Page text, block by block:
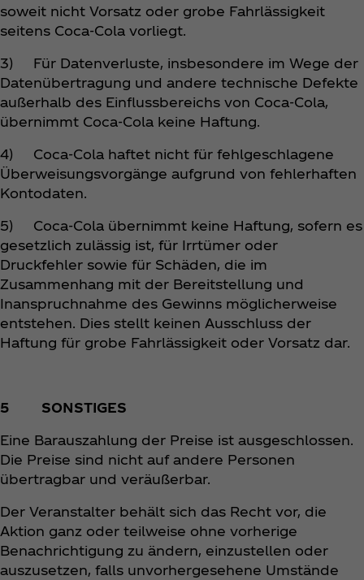
soweit nicht Vorsatz oder grobe Fahrlässigkeit
seitens Coca‑Cola vorliegt.
3) Für Datenverluste, insbesondere im Wege der
Datenübertragung und andere technische Defekte
außerhalb des Einflussbereichs von Coca‑Cola,
übernimmt Coca‑Cola keine Haftung.
4) Coca‑Cola haftet nicht für fehlgeschlagene
Überweisungsvorgänge aufgrund von fehlerhaften
Kontodaten.
5) Coca‑Cola übernimmt keine Haftung, sofern es
gesetzlich zulässig ist, für Irrtümer oder
Druckfehler sowie für Schäden, die im
Zusammenhang mit der Bereitstellung und
Inanspruchnahme des Gewinns möglicherweise
entstehen. Dies stellt keinen Ausschluss der
Haftung für grobe Fahrlässigkeit oder Vorsatz dar.
5 SONSTIGES
Eine Barauszahlung der Preise ist ausgeschlossen.
Die Preise sind nicht auf andere Personen
übertragbar und veräußerbar.
Der Veranstalter behält sich das Recht vor, die
Aktion ganz oder teilweise ohne vorherige
Benachrichtigung zu ändern, einzustellen oder
auszusetzen, falls unvorhergesehene Umstände